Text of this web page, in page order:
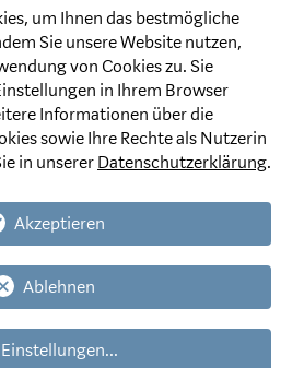
CH |LI
um Ihnen das bestmögliche
Sie unsere Website nutzen,
von Cookies zu. Sie
in Ihrem Browser
Informationen über die
sowie Ihre Rechte als Nutzerin
in unsererDatenschutzerklärung.
Einstellungen...
Ablehnen
Akzeptieren